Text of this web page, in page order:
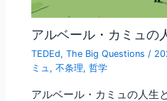
アルベール・カミュの
TEDEd,The Big Questions /
ミュ ,不条理,哲学
アルベール・カミュの人生